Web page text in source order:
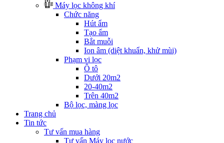
Máy lọc không khí
Chức năng
Hút ẩm
Tạo ẩm
Bắt muỗi
Ion âm (diệt khuẩn, khử mùi)
Phạm vi lọc
Ô tô
Dưới 20m2
20-40m2
Trên 40m2
Bộ lọc, màng lọc
Trang chủ
Tin tức
Tư vấn mua hàng
Tư vấn Máy lọc nước